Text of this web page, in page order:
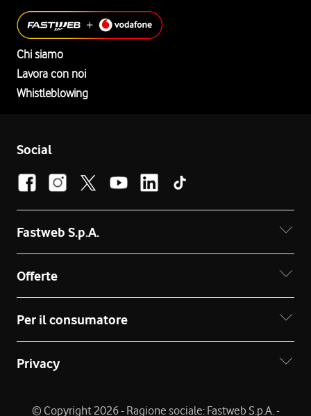
Chi siamo
Lavora con noi
Whistleblowing
Social
Fastweb S.p.A.
Offerte
Per il consumatore
Privacy
© Copyright 2026 - Ragione sociale: Fastweb S.p.A. -